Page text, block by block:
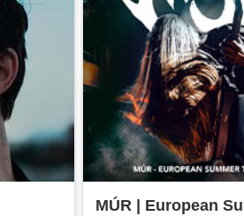
MÚR | European